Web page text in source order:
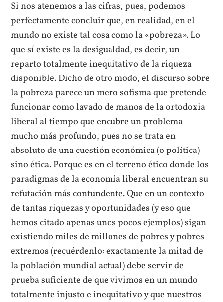
Si nos atenemos a las cifras, pues, podemos
perfectamente concluir que, en realidad, en el
mundo no existe tal cosa como la «pobreza». Lo
que sí existe es la desigualdad, es decir, un
reparto totalmente inequitativo de la riqueza
disponible. Dicho de otro modo, el discurso sobre
la pobreza parece un mero sofisma que pretende
funcionar como lavado de manos de la ortodoxia
liberal al tiempo que encubre un problema
mucho más profundo, pues no se trata en
absoluto de una cuestión económica (o política)
sino ética. Porque es en el terreno ético donde los
paradigmas de la economía liberal encuentran su
refutación más contundente. Que en un contexto
de tantas riquezas y oportunidades (y eso que
hemos citado apenas unos pocos ejemplos) sigan
existiendo miles de millones de pobres y pobres
extremos (recuérdenlo: exactamente la mitad de
la población mundial actual) debe servir de
prueba suficiente de que vivimos en un mundo
totalmente injusto e inequitativo y que nuestros